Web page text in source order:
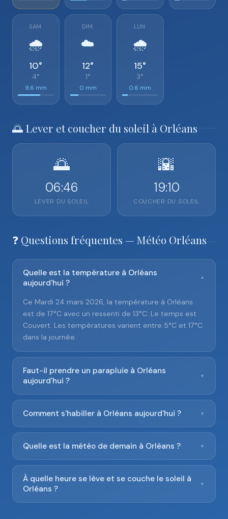
SAM.
🌧️
10°
4°
9.6 mm
DIM.
☁️
12°
1°
0 mm
LUN.
🌧️
15°
3°
0.6 mm
🌅 Lever et coucher du soleil à Orléans
🌅
06:46
LEVER DU SOLEIL
🌇
19:10
COUCHER DU SOLEIL
❓ Questions fréquentes — Météo Orléans
Quelle est la température à Orléans
aujourd'hui ?
▼
Ce Mardi 24 mars 2026, la température à Orléans
est de 17°C avec un ressenti de 13°C. Le temps est
Couvert. Les températures varient entre 5°C et 17°C
dans la journée.
Faut-il prendre un parapluie à Orléans
aujourd'hui ?
▼
Comment s'habiller à Orléans aujourd'hui ? ▼
Quelle est la météo de demain à Orléans ? ▼
À quelle heure se lève et se couche le soleil à
Orléans ?
▼